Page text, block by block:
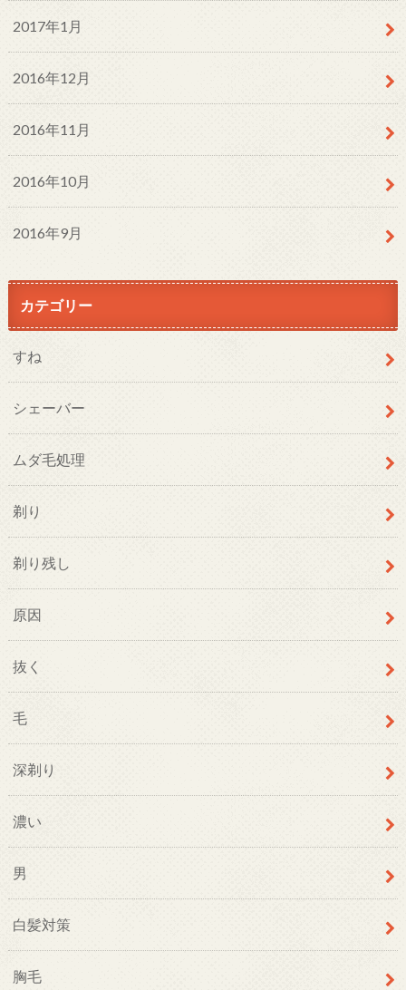
2017年1月
2016年12月
2016年11月
2016年10月
2016年9月
カテゴリー
すね
シェーバー
ムダ毛処理
剃り
剃り残し
原因
抜く
毛
深剃り
濃い
男
白髪対策
胸毛